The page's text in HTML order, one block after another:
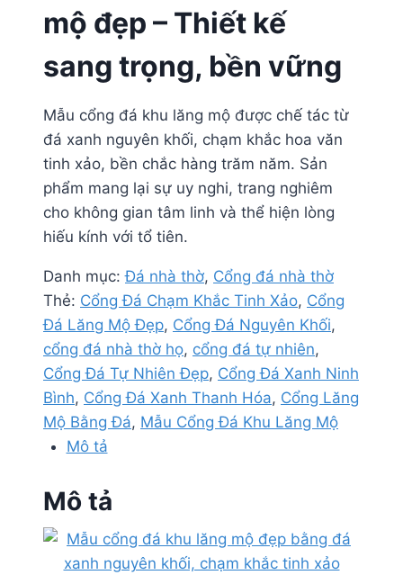
mộ đẹp – Thiết kế
sang trọng, bền vững
Mẫu cổng đá khu lăng mộ được chế tác từ
đá xanh nguyên khối, chạm khắc hoa văn
tinh xảo, bền chắc hàng trăm năm. Sản
phẩm mang lại sự uy nghi, trang nghiêm
cho không gian tâm linh và thể hiện lòng
hiếu kính với tổ tiên.
Danh mục:Đá nhà thờ, Cổng đá nhà thờ
Thẻ: Cổng Đá Chạm Khắc Tinh Xảo, Cổng
Đá Lăng Mộ Đẹp, Cổng Đá Nguyên Khối,
cổng đá nhà thờ họ, cổng đá tự nhiên,
Cổng Đá Tự Nhiên Đẹp, Cổng Đá Xanh Ninh
Bình, Cổng Đá Xanh Thanh Hóa, Cổng Lăng
Mộ Bằng Đá, Mẫu Cổng Đá Khu Lăng Mộ
Mô tả
Mô tả